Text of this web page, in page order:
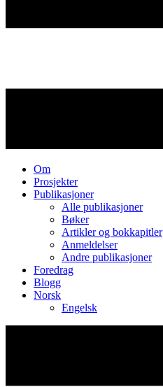
Om
Prosjekter
Publikasjoner
Alle publikasjoner
Bøker
Artikler og bokkapitler
Anmeldelser
Andre publikasjoner
Foredrag
Blogg
Norsk
Engelsk